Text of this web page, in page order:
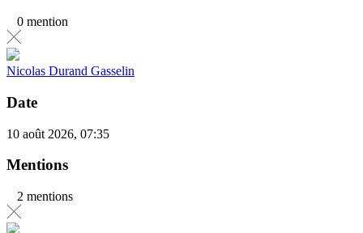
0 mention
Nicolas Durand Gasselin
Date
10 août 2026, 07:35
Mentions
2 mentions